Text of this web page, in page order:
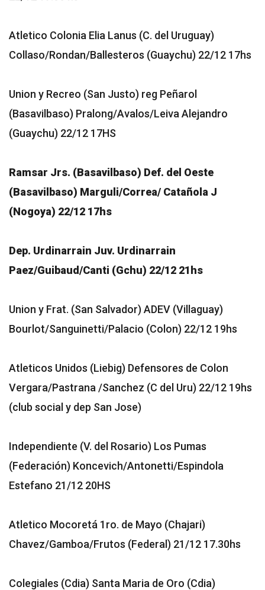
Atletico Colonia Elia Lanus (C. del Uruguay)
Collaso/Rondan/Ballesteros (Guaychu) 22/12 17hs
Union y Recreo (San Justo) reg Peñarol
(Basavilbaso) Pralong/Avalos/Leiva Alejandro
(Guaychu) 22/12 17HS
Ramsar Jrs. (Basavilbaso) Def. del Oeste
(Basavilbaso) Marguli/Correa/ Catañola J
(Nogoya) 22/12 17hs
Dep. Urdinarrain Juv. Urdinarrain
Paez/Guibaud/Canti (Gchu) 22/12 21hs
Union y Frat. (San Salvador) ADEV (Villaguay)
Bourlot/Sanguinetti/Palacio (Colon) 22/12 19hs
Atleticos Unidos (Liebig) Defensores de Colon
Vergara/Pastrana /Sanchez (C del Uru) 22/12 19hs
(club social y dep San Jose)
Independiente (V. del Rosario) Los Pumas
(Federación) Koncevich/Antonetti/Espindola
Estefano 21/12 20HS
Atletico Mocoretá 1ro. de Mayo (Chajari)
Chavez/Gamboa/Frutos (Federal) 21/12 17.30hs
Colegiales (Cdia) Santa Maria de Oro (Cdia)